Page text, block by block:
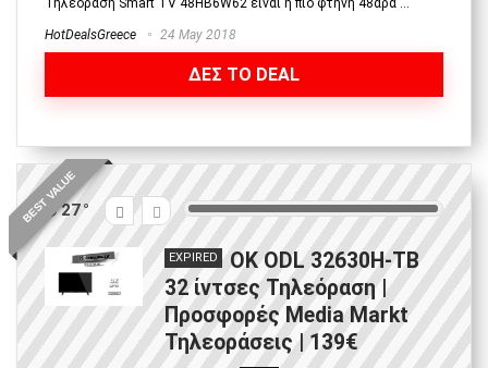
HotDealsGreece 24 May 2018
ΔΕΣ ΤΟ DEAL
BEST VALUE
27
EXPIRED
OK ODL 32630H-TB
32 ίντσες Τηλεόραση |
Προσφορές Media Markt
Τηλεοράσεις | 139€